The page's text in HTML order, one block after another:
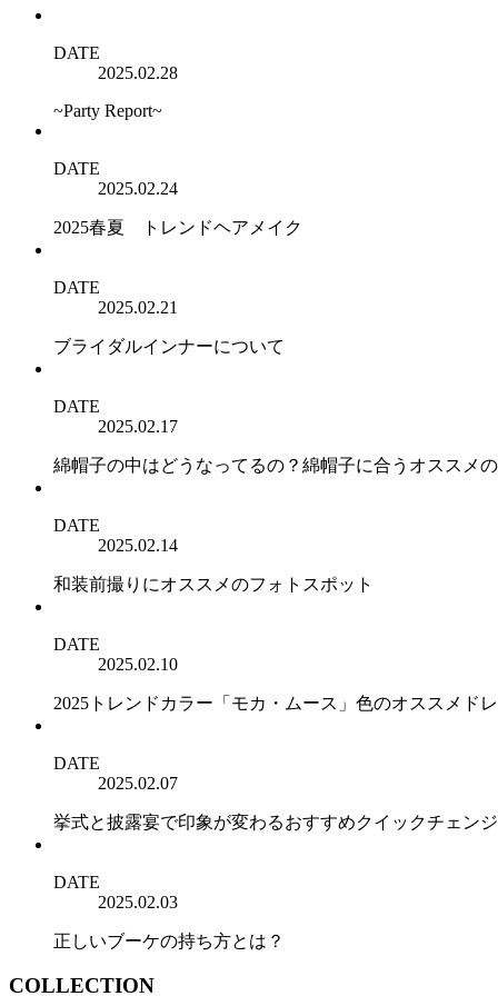
DATE
2025.02.28
~Party Report~
DATE
2025.02.24
2025春夏 トレンドヘアメイク
DATE
2025.02.21
ブライダルインナーについて
DATE
2025.02.17
綿帽子の中はどうなってるの？綿帽子に合うオススメ
DATE
2025.02.14
和装前撮りにオススメのフォトスポット
DATE
2025.02.10
2025トレンドカラー「モカ・ムース」色のオススメド
DATE
2025.02.07
挙式と披露宴で印象が変わるおすすめクイックチェンジ
DATE
2025.02.03
正しいブーケの持ち方とは？
COLLECTION